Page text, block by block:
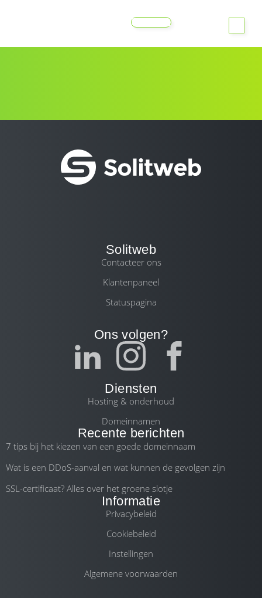
MENU
Solitweb
Contacteer ons
Klantenpaneel
Statuspagina
Ons volgen?
Diensten
Hosting & onderhoud
Domeinnamen
Recente berichten
7 tips bij het kiezen van een goede domeinnaam
Wat is een DDoS-aanval en wat kunnen de gevolgen zijn
SSL-certificaat? Alles over het groene slotje
Informatie
Privacybeleid
Cookiebeleid
Instellingen
Algemene voorwaarden